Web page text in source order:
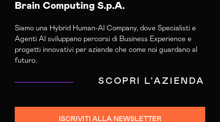
Brain Computing S.p.A.
Siamo una Hybrid Human-AI Company, dove Specialisti e
Agenti AI sviluppano percorsi di Business Experience e
progetti innovativi per aziende che come noi guardano al
futuro.
SCOPRI L'AZIENDA
ISCRIVITI ALLA NEWSLETTER